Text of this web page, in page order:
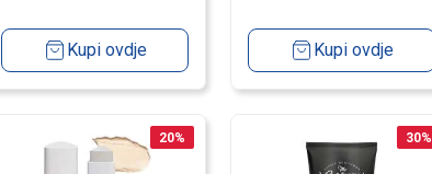
Kupi ovdje Kupi ovdje
20% 30%